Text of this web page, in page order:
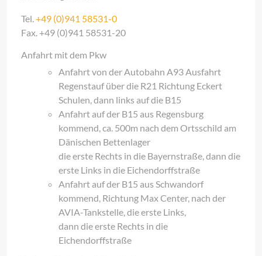
Tel.+49 (0)941 58531-0
Fax. +49 (0)941 58531-20
Anfahrt mit dem Pkw
Anfahrt von der Autobahn A93 Ausfahrt
Regenstauf über die R21 Richtung Eckert
Schulen, dann links auf die B15
Anfahrt auf der B15 aus Regensburg
kommend, ca. 500m nach dem Ortsschild am
Dänischen Bettenlager
die erste Rechts in die Bayernstraße, dann die
erste Links in die Eichendorffstraße
Anfahrt auf der B15 aus Schwandorf
kommend, Richtung Max Center, nach der
AVIA-Tankstelle, die erste Links,
dann die erste Rechts in die
Eichendorffstraße